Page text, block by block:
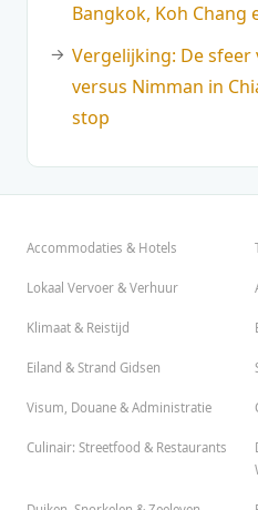
Bangkok, Koh Chang
Vergelijking: De sfeer
versus Nimman in
stop
Accommodaties & Hotels
Lokaal Vervoer & Verhuur
Klimaat & Reistijd
Eiland & Strand Gidsen
Visum, Douane & Administratie
Culinair: Streetfood & Restaurants